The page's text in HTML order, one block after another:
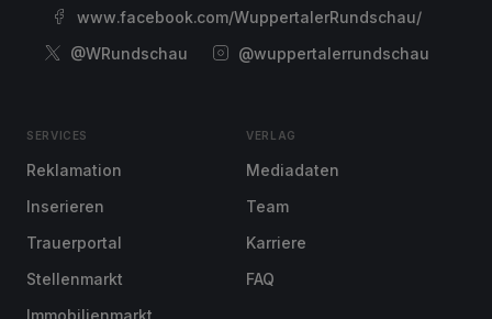
www.facebook.com/WuppertalerRundschau/
@WRundschau
@wuppertalerrundschau
SERVICES
Reklamation
Inserieren
Trauerportal
Stellenmarkt
VERLAG
Mediadaten
Team
Karriere
FAQ